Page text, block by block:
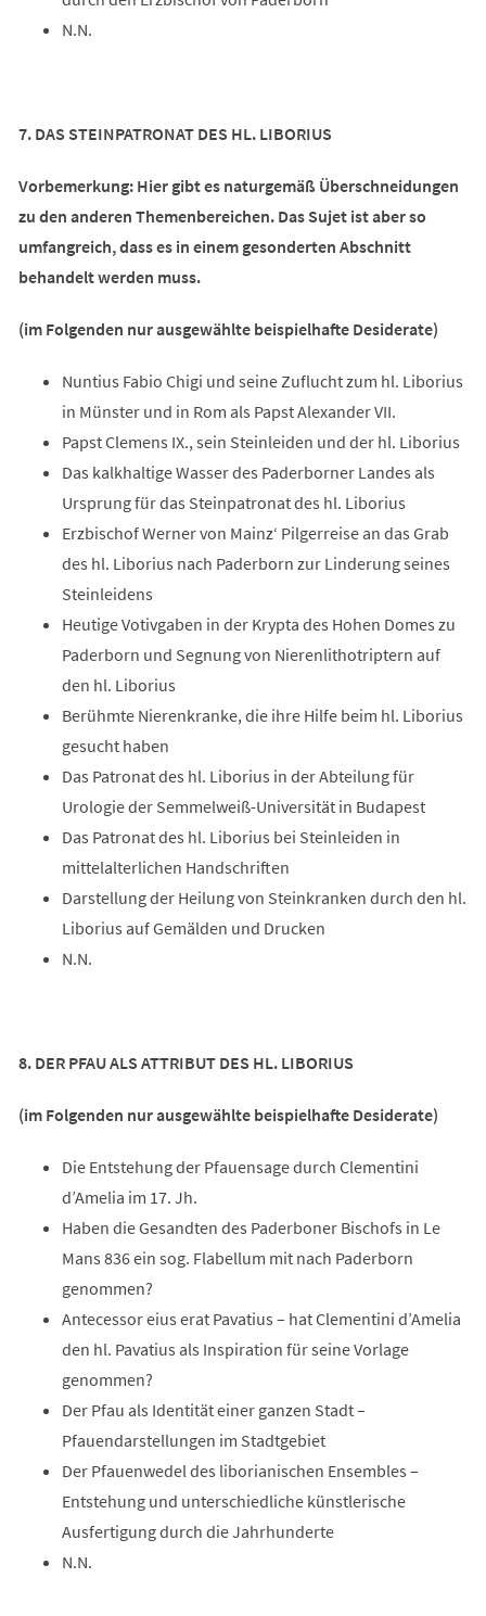
N.N.
7. DAS STEINPATRONAT DES HL. LIBORIUS
Vorbemerkung: Hier gibt es naturgemäß Überschneidungen
zu den anderen Themenbereichen. Das Sujet ist aber so
umfangreich, dass es in einem gesonderten Abschnitt
behandelt werden muss.
(im Folgenden nur ausgewählte beispielhafte Desiderate)
Nuntius Fabio Chigi und seine Zuflucht zum hl. Liborius
in Münster und in Rom als Papst Alexander VII.
Papst Clemens IX., sein Steinleiden und der hl. Liborius
Das kalkhaltige Wasser des Paderborner Landes als
Ursprung für das Steinpatronat des hl. Liborius
Erzbischof Werner von Mainz‘ Pilgerreise an das Grab
des hl. Liborius nach Paderborn zur Linderung seines
Steinleidens
Heutige Votivgaben in der Krypta des Hohen Domes zu
Paderborn und Segnung von Nierenlithotriptern auf
den hl. Liborius
Berühmte Nierenkranke, die ihre Hilfe beim hl. Liborius
gesucht haben
Das Patronat des hl. Liborius in der Abteilung für
Urologie der Semmelweiß-Universität in Budapest
Das Patronat des hl. Liborius bei Steinleiden in
mittelalterlichen Handschriften
Darstellung der Heilung von Steinkranken durch den hl.
Liborius auf Gemälden und Drucken
N.N.
8. DER PFAU ALS ATTRIBUT DES HL. LIBORIUS
(im Folgenden nur ausgewählte beispielhafte Desiderate)
Die Entstehung der Pfauensage durch Clementini
d’Amelia im 17. Jh.
Haben die Gesandten des Paderboner Bischofs in Le
Mans 836 ein sog. Flabellum mit nach Paderborn
genommen?
Antecessor eius erat Pavatius – hat Clementini d’Amelia
den hl. Pavatius als Inspiration für seine Vorlage
genommen?
Der Pfau als Identität einer ganzen Stadt –
Pfauendarstellungen im Stadtgebiet
Der Pfauenwedel des liborianischen Ensembles –
Entstehung und unterschiedliche künstlerische
Ausfertigung durch die Jahrhunderte
N.N.